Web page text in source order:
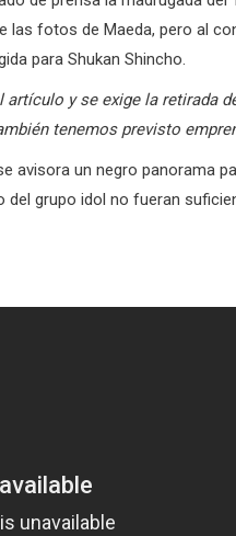
fotos de Maeda, pero al
para Shukan Shincho.
y se exige la retirada
tenemos previsto
avisora un negro panorama
grupo idol no fueran